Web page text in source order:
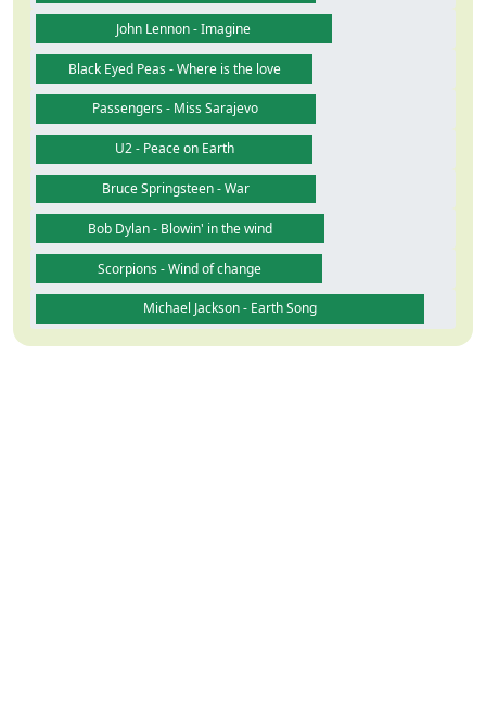
John Lennon - Imagine
Black Eyed Peas - Where is the love
Passengers - Miss Sarajevo
U2 - Peace on Earth
Bruce Springsteen - War
Bob Dylan - Blowin' in the wind
Scorpions - Wind of change
Michael Jackson - Earth Song